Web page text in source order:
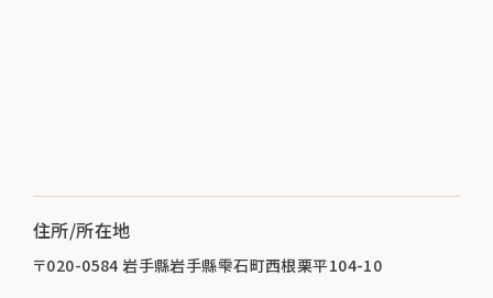
住所/所在地
〒020-0584 岩手縣岩手縣雫石町西根栗平104-10